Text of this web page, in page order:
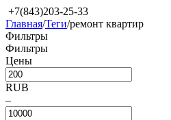
+7(843)203-25-33
Главная/Теги/ремонт квартир
Фильтры
Фильтры
Цены
RUB
–